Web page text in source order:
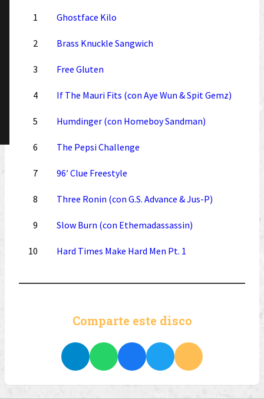
1 Ghostface Kilo
2 Brass Knuckle Sangwich
3 Free Gluten
4 If The Mauri Fits (con Aye Wun & Spit Gemz)
5 Humdinger (con Homeboy Sandman)
6 The Pepsi Challenge
7 96′ Clue Freestyle
8 Three Ronin (con G.S. Advance & Jus-P)
9 Slow Burn (con Ethemadassassin)
10 Hard Times Make Hard Men Pt. 1
Comparte este disco